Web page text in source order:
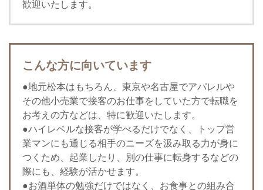
歓迎いたします。
こんな方に向いています
●地元松本はもちろん、東京や名古屋でアパレルや
その他小売業で接客のお仕事をしていた方で転職を
お考えの方などは、特に歓迎いたします。
●ハイレベルな接客が学べるだけでなく、トップ営
業マンにも通じる相手のニーズを汲み取る力が身に
つくため、起業したり、別の仕事に転身するなどの
際にも、経験が活かせます。
●お酒単体の勉強だけではなく、お食事との組み合